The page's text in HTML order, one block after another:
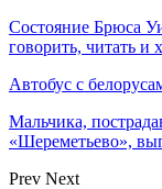
Состояние Брюса
говорить, читать и
Автобус с
Мальчика,
«Шереметьево»,
Prev Next